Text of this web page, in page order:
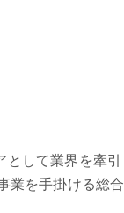
して業界を牽
業を手掛ける総